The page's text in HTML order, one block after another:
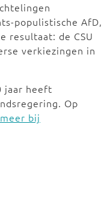
populistische AfD,
resultaat: de CSU
verkiezingen in
jaar heeft
Op
bij